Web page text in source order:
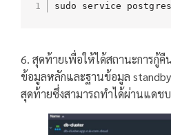
sudo service
6. สุดท้ายเพื่อให้ได้สถานะการกู้
ข้อมูลหลักและฐานข้อมูล
สุดท้ายซึ่งสามารถทำได้ผ่านแดช